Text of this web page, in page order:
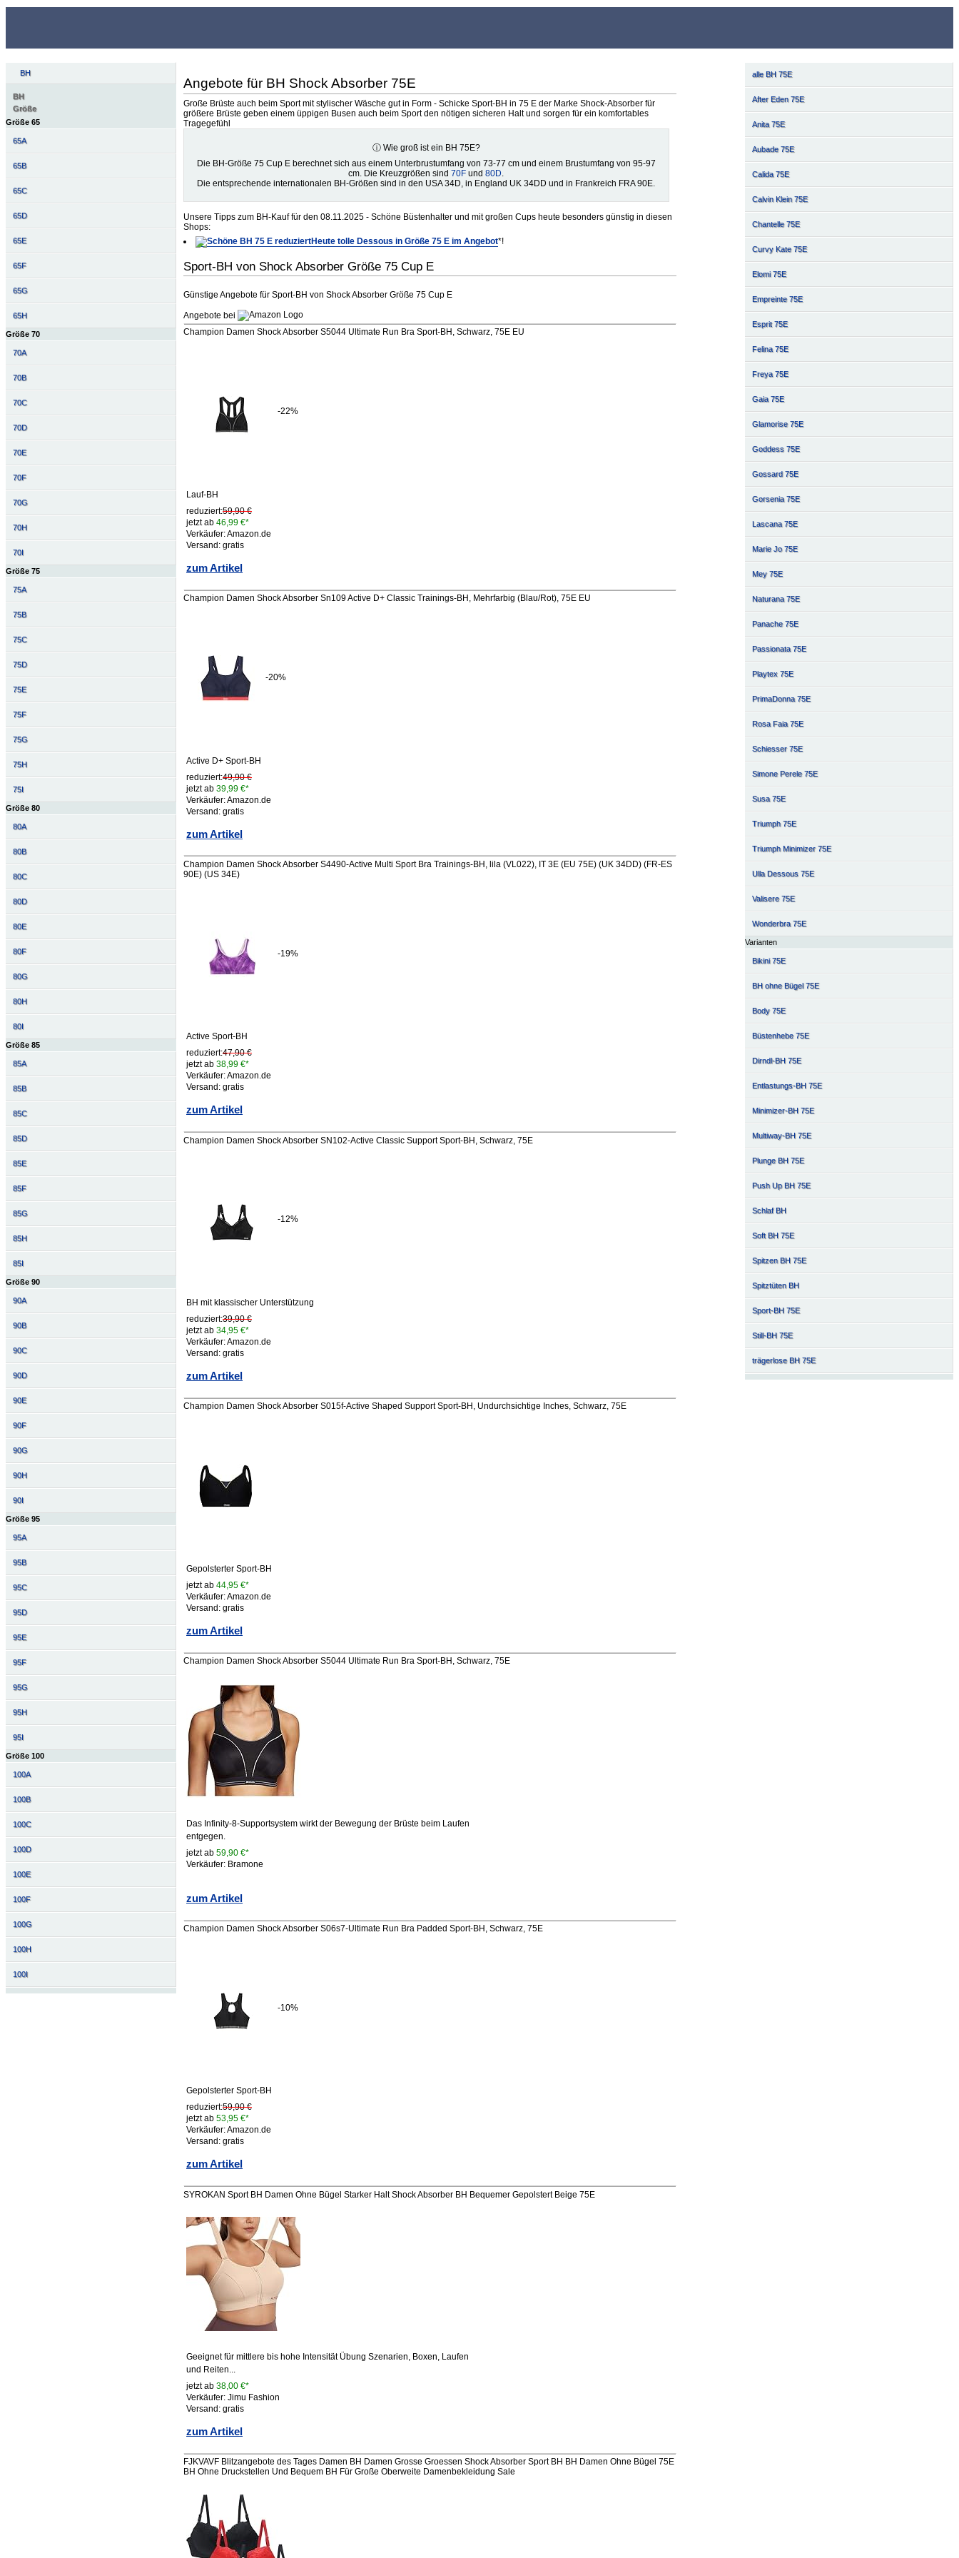
BH
BH
Größe
Größe 65
65A
65B
65C
65D
65E
65F
65G
65H
Größe 70
70A
70B
70C
70D
70E
70F
70G
70H
70I
Größe 75
75A
75B
75C
75D
75E
75F
75G
75H
75I
Größe 80
80A
80B
80C
80D
80E
80F
80G
80H
80I
Größe 85
85A
85B
85C
85D
85E
85F
85G
85H
85I
Größe 90
90A
90B
90C
90D
90E
90F
90G
90H
90I
Größe 95
95A
95B
95C
95D
95E
95F
95G
95H
95I
Größe 100
100A
100B
100C
100D
100E
100F
100G
100H
100I
alle BH 75E
After Eden 75E
Anita 75E
Aubade 75E
Calida 75E
Calvin Klein 75E
Chantelle 75E
Curvy Kate 75E
Elomi 75E
Empreinte 75E
Esprit 75E
Felina 75E
Freya 75E
Gaia 75E
Glamorise 75E
Goddess 75E
Gossard 75E
Gorsenia 75E
Lascana 75E
Marie Jo 75E
Mey 75E
Naturana 75E
Panache 75E
Passionata 75E
Playtex 75E
PrimaDonna 75E
Rosa Faia 75E
Schiesser 75E
Simone Perele 75E
Susa 75E
Triumph 75E
Triumph Minimizer 75E
Ulla Dessous 75E
Valisere 75E
Wonderbra 75E
Varianten
Bikini 75E
BH ohne Bügel 75E
Body 75E
Büstenhebe 75E
Dirndl-BH 75E
Entlastungs-BH 75E
Minimizer-BH 75E
Multiway-BH 75E
Plunge BH 75E
Push Up BH 75E
Schlaf BH
Soft BH 75E
Spitzen BH 75E
Spitztüten BH
Sport-BH 75E
Still-BH 75E
trägerlose BH 75E
Angebote für BH Shock Absorber 75E
Große Brüste auch beim Sport mit stylischer Wäsche gut in Form - Schicke Sport-BH in 75 E der Marke Shock-Absorber für
größere Brüste geben einem üppigen Busen auch beim Sport den nötigen sicheren Halt und sorgen für ein komfortables
Tragegefühl
ⓘ Wie groß ist ein BH 75E?
Die BH-Größe 75 Cup E berechnet sich aus einem Unterbrustumfang von 73-77 cm und einem Brustumfang von 95-97
cm. Die Kreuzgrößen sind70F und80D
Die entsprechende internationalen BH-Größen sind in den USA 34D, in England UK 34DD und in Frankreich FRA 90E.
Unsere Tipps zum BH-Kauf für den 08.11.2025 - Schöne Büstenhalter und mit großen Cups heute besonders günstig in diesen
Shops:
Heute tolle Dessous in Größe 75 E im Angebot*!
Sport-BH von Shock Absorber Größe 75 Cup E
Günstige Angebote für Sport-BH von Shock Absorber Größe 75 Cup E
Angebote bei
Champion Damen Shock Absorber S5044 Ultimate Run Bra Sport-BH, Schwarz, 75E EU
-22%
Lauf-BH
reduziert:59,90 €
jetzt ab46,99 €*
Verkäufer: Amazon.de
Versand: gratis
zum Artikel
Champion Damen Shock Absorber Sn109 Active D+ Classic Trainings-BH, Mehrfarbig (Blau/Rot), 75E EU
-20%
Active D+ Sport-BH
reduziert:49,90 €
jetzt ab39,99 €*
Verkäufer: Amazon.de
Versand: gratis
zum Artikel
Champion Damen Shock Absorber S4490-Active Multi Sport Bra Trainings-BH, lila (VL022), IT 3E (EU 75E) (UK 34DD) (FR-ES
90E) (US 34E)
-19%
Active Sport-BH
reduziert:47,90 €
jetzt ab38,99 €*
Verkäufer: Amazon.de
Versand: gratis
zum Artikel
Champion Damen Shock Absorber SN102-Active Classic Support Sport-BH, Schwarz, 75E
-12%
BH mit klassischer Unterstützung
reduziert:39,90 €
jetzt ab34,95 €*
Verkäufer: Amazon.de
Versand: gratis
zum Artikel
Champion Damen Shock Absorber S015f-Active Shaped Support Sport-BH, Undurchsichtige Inches, Schwarz, 75E
Gepolsterter Sport-BH
jetzt ab44,95 €*
Verkäufer: Amazon.de
Versand: gratis
zum Artikel
Champion Damen Shock Absorber S5044 Ultimate Run Bra Sport-BH, Schwarz, 75E
Das Infinity-8-Supportsystem wirkt der Bewegung der Brüste beim Laufen
entgegen.
jetzt ab59,90 €*
Verkäufer: Bramone
zum Artikel
Champion Damen Shock Absorber S06s7-Ultimate Run Bra Padded Sport-BH, Schwarz, 75E
-10%
Gepolsterter Sport-BH
reduziert:59,90 €
jetzt ab53,95 €*
Verkäufer: Amazon.de
Versand: gratis
zum Artikel
SYROKAN Sport BH Damen Ohne Bügel Starker Halt Shock Absorber BH Bequemer Gepolstert Beige 75E
Geeignet für mittlere bis hohe Intensität Übung Szenarien, Boxen, Laufen
und Reiten...
jetzt ab38,00 €*
Verkäufer: Jimu Fashion
Versand: gratis
zum Artikel
FJKVAVF Blitzangebote des Tages Damen BH Damen Grosse Groessen Shock Absorber Sport BH BH Damen Ohne Bügel 75E
BH Ohne Druckstellen Und Bequem BH Für Große Oberweite Damenbekleidung Sale